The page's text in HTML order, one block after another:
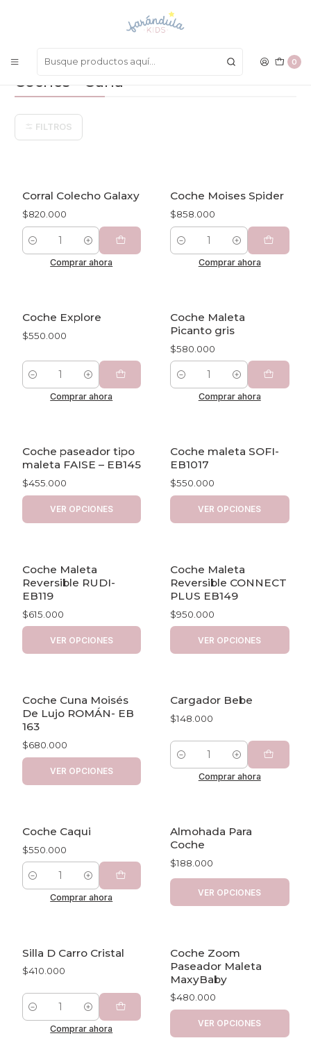
0
LAS MEJORES PRENDAS A UN SOLO CLICK
Coches - Cuna
FILTROS
Corral Colecho Galaxy
$820.000
Cantidad
Comprar ahora
Coche Moises Spider
$858.000
Cantidad
Comprar ahora
Coche Explore
$550.000
Cantidad
Comprar ahora
Coche Maleta
Picanto gris
$580.000
Cantidad
Comprar ahora
Coche paseador tipo
maleta FAISE – EB145
$455.000
VER OPCIONES
Coche maleta SOFI-
EB1017
$550.000
VER OPCIONES
Coche Maleta
Reversible RUDI-
EB119
$615.000
VER OPCIONES
Coche Maleta
Reversible CONNECT
PLUS EB149
$950.000
VER OPCIONES
Coche Cuna Moisés
De Lujo ROMÁN- EB
163
$680.000
VER OPCIONES
Cargador Bebe
$148.000
Cantidad
Comprar ahora
Coche Caqui
$550.000
Cantidad
Comprar ahora
Almohada Para
Coche
$188.000
VER OPCIONES
Silla D Carro Cristal
$410.000
Cantidad
Comprar ahora
Coche Zoom
Paseador Maleta
MaxyBaby
$480.000
VER OPCIONES